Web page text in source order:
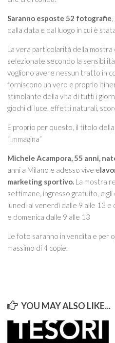
ART STUDIO VISIT
Didattica
Stage
Le nostre guide autorizzate
Donazioni
Contattaci
Info
Saranno esposte 52 fotografie
dalla data e dal luogo in cui è
La vera particolarità della mostra
selezionate secondo la
vogliono avere nessun tratto in
forniscono un vero e proprio
stimolante della vita di tutti i
giochi di luce, effetti naturali,
E proprio per questo, il titolo
“Immagina”
Michele Acampora, 55 anni,
anni a Milano e adesso vive e
marketing sportivo. La mostra
settimane, ingresso gratuito, e
lunedì al venerdì dalle 9 alle 13 e
e domenica dalle 9 alle 13
Le foto saranno in vendita e per
massimo di 4 copie.
YOU MAY ALSO LIKE...